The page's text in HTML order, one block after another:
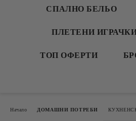
СПАЛНО БЕЛЬО
ПЛЕТЕНИ
ТОП ОФЕРТИ
Начало ДОМАШНИ ПОТРЕБИ